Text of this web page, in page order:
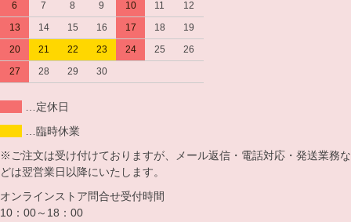
6
7 8 9 10 11
12
13
14 15 16 17 18
19
20
21 22 23 24 25
26
27
28 29 30
…定休日
…臨時休業
※ご注文は受け付けておりますが、メール返信・電話対応・発送業務な
どは翌営業日以降にいたします。
オンラインストア問合せ受付時間
10：00～18：00